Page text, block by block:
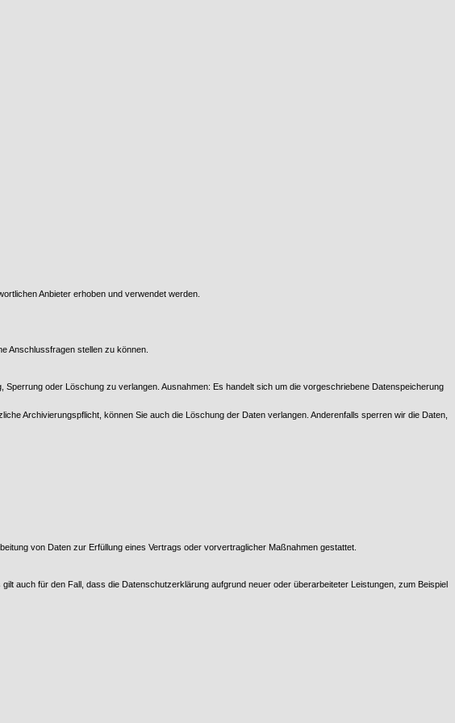
Anbieter erhoben und verwendet werden.
Anschlussfragen stellen zu können.
oder Löschung zu verlangen. Ausnahmen: Es handelt sich um die vorgeschriebene Datenspeicherung
Archivierungspflicht, können Sie auch die Löschung der Daten verlangen. Anderenfalls sperren wir die Daten,
von Daten zur Erfüllung eines Vertrags oder vorvertraglicher Maßnahmen gestattet.
auch für den Fall, dass die Datenschutzerklärung aufgrund neuer oder überarbeiteter Leistungen, zum Beispiel